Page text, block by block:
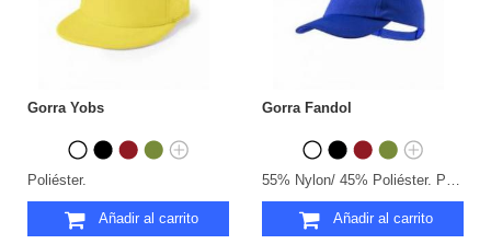
Gorra Yobs
Poliéster.
Añadir al carrito
Gorra Fandol
Añadir al carrito